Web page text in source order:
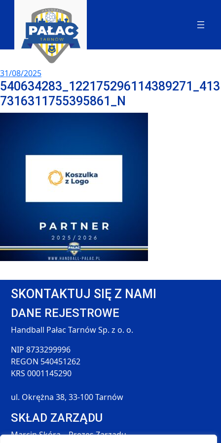
31/08/2025
540634283_122175296114389271_413
7316311755395861_N
SKONTAKTUJ SIĘ Z NAMI
DANE REJESTROWE
Handball Pałac Tarnów Sp. z o. o.
NIP 8733299996
REGON 540451262
KRS 0001145290
ul. Okrężna 38, 33-100 Tarnów
SKŁAD ZARZĄDU
Marcin Skóra – Prezes Zarządu